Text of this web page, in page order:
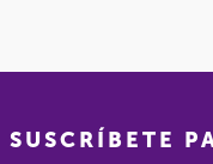
SUSCRÍBETE